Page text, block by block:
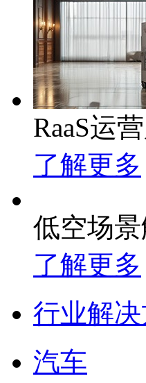
RaaS运
了解更多
低空场
了解更多
行业解
汽车